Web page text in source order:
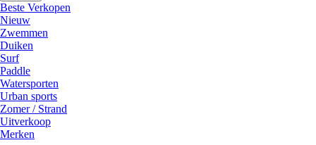
Beste Verkopen
Nieuw
Zwemmen
Duiken
Surf
Paddle
Watersporten
Urban sports
Zomer / Strand
Uitverkoop
Merken